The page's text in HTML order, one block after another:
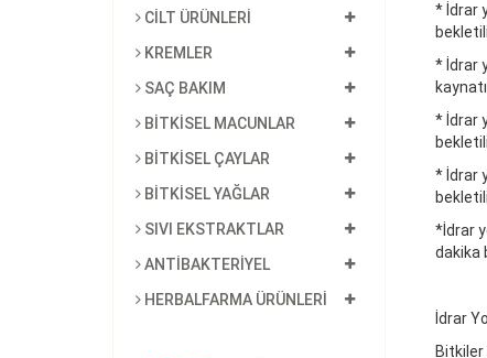
CİLT ÜRÜNLERİ
KREMLER
SAÇ BAKIM
BİTKİSEL MACUNLAR
BİTKİSEL ÇAYLAR
BİTKİSEL YAĞLAR
SIVI EKSTRAKTLAR
ANTİBAKTERİYEL
HERBALFARMA ÜRÜNLERİ
* İdrar
* İdrar
* İdrar
* İdrar
*İdrar
dakika
İdrar
Bitkiler